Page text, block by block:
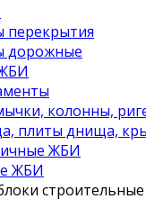
перекрытия
дорожные
колонны,
плиты днища,
ЖБИ
ЖБИ